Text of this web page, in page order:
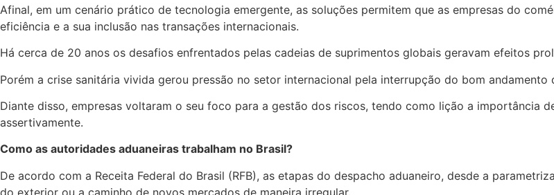
Afinal, em um cenário prático de tecnologia emergente, as soluções permitem que as empresas do
eficiência e a sua inclusão nas transações internacionais.
Há cerca de 20 anos os desafios enfrentados pelas cadeias de suprimentos globais geravam efeitos
Porém a crise sanitária vivida gerou pressão no setor internacional pela interrupção do bom
Diante disso, empresas voltaram o seu foco para a gestão dos riscos, tendo como lição a importância
assertivamente.
Como as autoridades aduaneiras trabalham no Brasil?
De acordo com a Receita Federal do Brasil (RFB), as etapas do despacho aduaneiro, desde a
do exterior ou a caminho de novos mercados de maneira irregular.